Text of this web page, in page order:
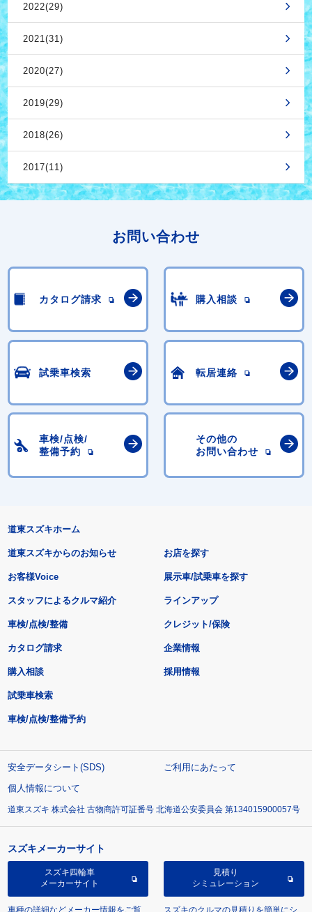
2022(29)
2021(31)
2020(27)
2019(29)
2018(26)
2017(11)
お問い合わせ
カタログ請求 購入相談
試乗車検索 転居連絡
車検/点検/
整備予約
その他の
お問い合わせ
道東スズキホーム
道東スズキからのお知らせ
お客様Voice
スタッフによるクルマ紹介
お店を探す
展示車/試乗車を探す
ラインアップ
車検/点検/整備 クレジット/保険
カタログ請求
購入相談
試乗車検索
車検/点検/整備予約
企業情報
採用情報
安全データシート(SDS)
ご利用にあたって
個人情報について
道東スズキ 株式会社 古物商許可証番号 北海道公安委員会 第134015900057号
スズキメーカーサイト
スズキ四輪車
メーカーサイト
車種の詳細などメーカー情報をご覧
見積り
シミュレーション
スズキのクルマの見積りを簡単にシ